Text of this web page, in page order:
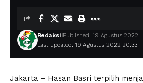
Last updated: 19 Agustus 2022 20:33
Redaksi Published: 19 Agustus 2022
Jakarta – Hasan Basri terpilih